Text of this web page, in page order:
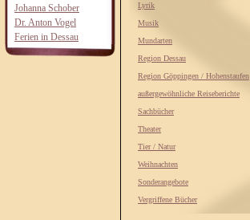
Johanna Schober
Dr. Anton Vogel
Ferien in Dessau
Lyrik
Musik
Mundarten
Region Dessau
Region Göppingen / Hohenstaufen
außergewöhnliche Reiseberichte
Sachbücher
Theater
Tier / Natur
Weihnachten
Sonderangebote
Vergriffene Bücher